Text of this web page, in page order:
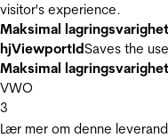
visitor's experience.
Maksimal lagringsvarighet
hjViewportIdSaves the
Maksimal lagringsvarighet
VWO
3
Lær mer om denne